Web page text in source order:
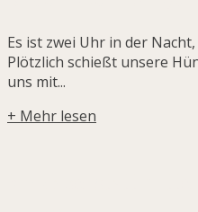
Es ist zwei Uhr in der
Plötzlich schießt unsere
uns mit...
+ Mehr lesen